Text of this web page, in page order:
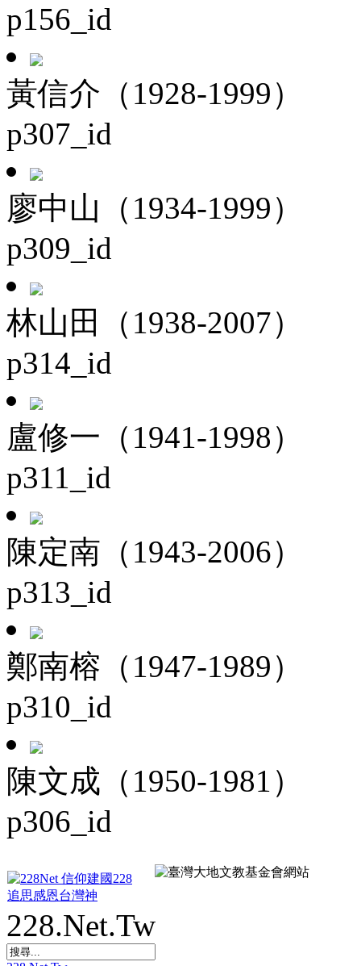
p156_id
黃信介（1928-1999）
p307_id
廖中山（1934-1999）
p309_id
林山田（1938-2007）
p314_id
盧修一（1941-1998）
p311_id
陳定南（1943-2006）
p313_id
鄭南榕（1947-1989）
p310_id
陳文成（1950-1981）
p306_id
228.Net.Tw